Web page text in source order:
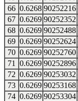
66 0.6268 90252216
67 0.6269 90252352
68 0.6269 90252488
69 0.6269 90252624
70 0.6269 90252760
71
0.6269 90252896
72 0.6269 90253032
73 0.6269 90253168
74 0.6269 90253304